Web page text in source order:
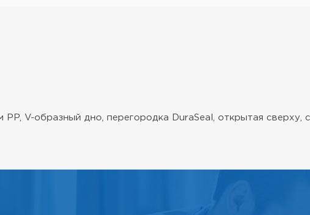
V-образный дно, перегородка DuraSeal, открытая сверху,